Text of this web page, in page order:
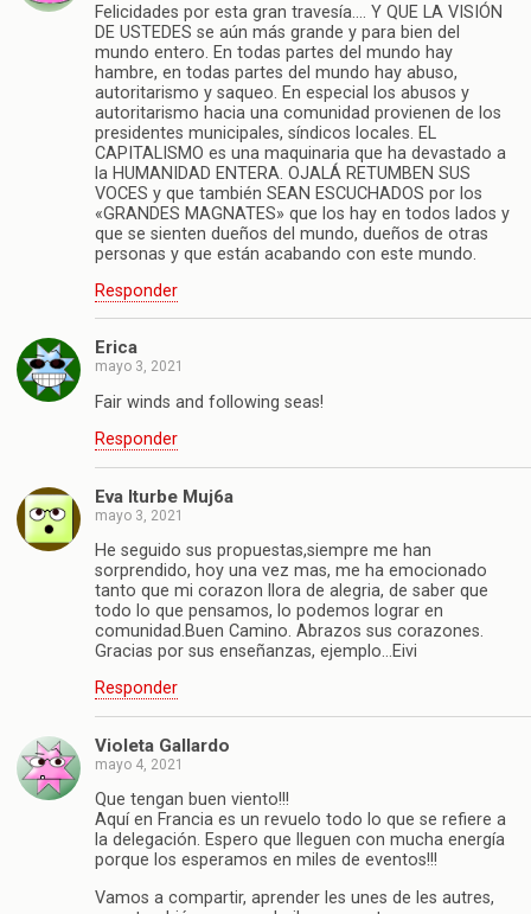
Felicidades por esta gran travesía…. Y QUE LA VISIÓN
DE USTEDES se aún más grande y para bien del
mundo entero. En todas partes del mundo hay
hambre, en todas partes del mundo hay abuso,
autoritarismo y saqueo. En especial los abusos y
autoritarismo hacia una comunidad provienen de los
presidentes municipales, síndicos locales. EL
CAPITALISMO es una maquinaria que ha devastado a
la HUMANIDAD ENTERA. OJALÁ RETUMBEN SUS
VOCES y que también SEAN ESCUCHADOS por los
«GRANDES MAGNATES» que los hay en todos lados y
que se sienten dueños del mundo, dueños de otras
personas y que están acabando con este mundo.
Responder
Erica
mayo 3, 2021
Fair winds and following seas!
Responder
Eva Iturbe Muj6a
mayo 3, 2021
He seguido sus propuestas,siempre me han
sorprendido, hoy una vez mas, me ha emocionado
tanto que mi corazon llora de alegria, de saber que
todo lo que pensamos, lo podemos lograr en
comunidad.Buen Camino. Abrazos sus corazones.
Gracias por sus enseñanzas, ejemplo…Eivi
Responder
Violeta Gallardo
mayo 4, 2021
Que tengan buen viento!!!
Aquí en Francia es un revuelo todo lo que se refiere a
la delegación. Espero que lleguen con mucha energía
porque los esperamos en miles de eventos!!!
Vamos a compartir, aprender les unes de les autres,